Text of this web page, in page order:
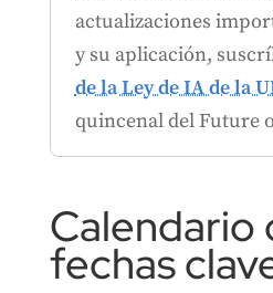
actualizaciones
y su aplicación,
de la Ley de IA de la
quincenal del Future
Calendario
fechas